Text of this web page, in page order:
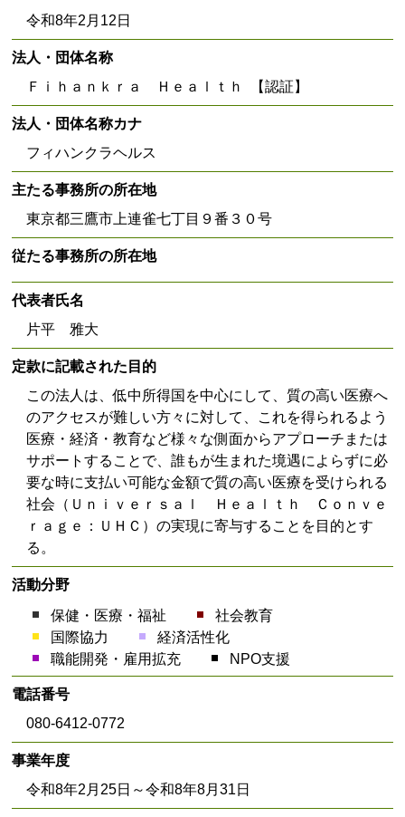
令和8年2月12日
法人・団体名称
Ｆｉｈａｎｋｒａ Ｈｅａｌｔｈ 【認証】
法人・団体名称カナ
フィハンクラヘルス
主たる事務所の所在地
東京都三鷹市上連雀七丁目９番３０号
従たる事務所の所在地
代表者氏名
片平 雅大
定款に記載された目的
この法人は、低中所得国を中心にして、質の高い医療へ
のアクセスが難しい方々に対して、これを得られるよう
医療・経済・教育など様々な側面からアプローチまたは
サポートすることで、誰もが生まれた境遇によらずに必
要な時に支払い可能な金額で質の高い医療を受けられる
社会（Ｕｎｉｖｅｒｓａｌ Ｈｅａｌｔｈ Ｃｏｎｖｅ
ｒａｇｅ：ＵＨＣ）の実現に寄与することを目的とす
る。
活動分野
保健・医療・福祉
社会教育
国際協力
経済活性化
職能開発・雇用拡充
NPO支援
電話番号
080-6412-0772
事業年度
令和8年2月25日～令和8年8月31日